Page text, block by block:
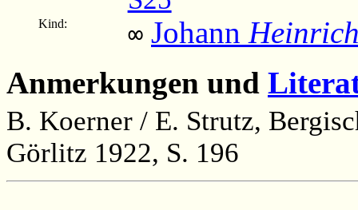
Kind: ∞ Johann
Anmerkungen und
B. Koerner / E. Strutz,
Görlitz 1922, S. 196